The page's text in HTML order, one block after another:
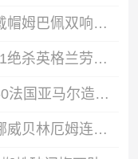
英格兰6-4法国获季军萨卡戴帽姆巴佩双响创纪录奥利塞2助+失良机
连续两届进决赛！阿根廷2-1绝杀英格兰劳塔罗恩佐破门梅西两助攻
时隔16年进决赛！西班牙2-0法国亚马尔造点奥亚萨瓦尔、波罗破门
晋级四强！英格兰加时2-1挪威贝林厄姆连场双响谢尔德鲁普破门